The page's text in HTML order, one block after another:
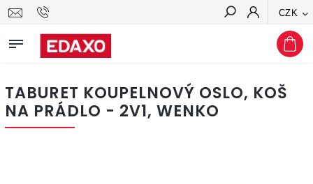
CZK
Hledat
TABURET KOUPELNOVÝ OSLO, KOŠ
NA PRÁDLO - 2V1, WENKO